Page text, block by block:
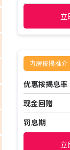
立
内房按揭推介
优惠按揭息率
现金回赠
罚息期
立